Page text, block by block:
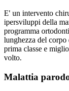
E' un intervento
ipersviluppi della
programma
lunghezza del corpo
prima classe e
volto.
Malattia